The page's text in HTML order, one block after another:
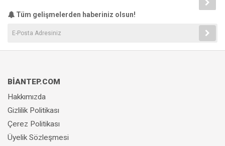
Tüm gelişmelerden haberiniz olsun!
BİANTEP.COM
Hakkımızda
Gizlilik Politikası
Çerez Politikası
Üyelik Sözleşmesi